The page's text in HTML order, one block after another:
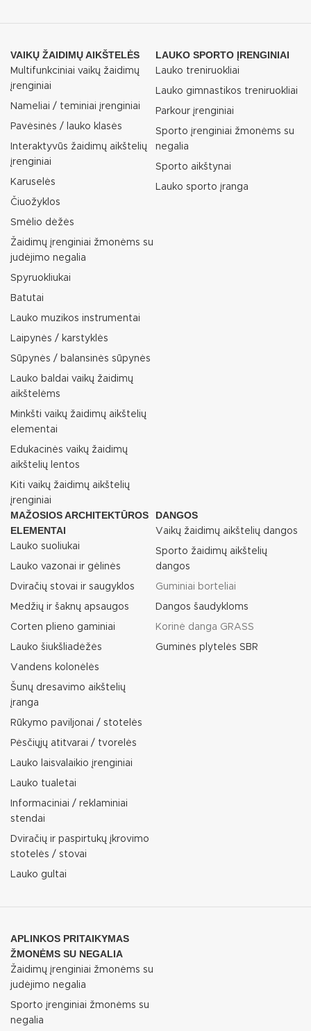
VAIKŲ ŽAIDIMŲ AIKŠTELĖS
Multifunkciniai vaikų žaidimų
įrenginiai
Nameliai / teminiai įrenginiai
Pavėsinės / lauko klasės
Interaktyvūs žaidimų aikštelių
įrenginiai
Karuselės
Čiuožyklos
Smėlio dėžės
Žaidimų įrenginiai žmonėms su
judėjimo negalia
Spyruokliukai
Batutai
Lauko muzikos instrumentai
Laipynės / karstyklės
Sūpynės / balansinės sūpynės
Lauko baldai vaikų žaidimų
aikštelėms
Minkšti vaikų žaidimų aikštelių
elementai
Edukacinės vaikų žaidimų
aikštelių lentos
Kiti vaikų žaidimų aikštelių
įrenginiai
LAUKO SPORTO ĮRENGINIAI
Lauko treniruokliai
Lauko gimnastikos treniruokliai
Parkour įrenginiai
Sporto įrenginiai žmonėms su
negalia
Sporto aikštynai
Lauko sporto įranga
MAŽOSIOS ARCHITEKTŪROS
ELEMENTAI
Lauko suoliukai
Lauko vazonai ir gėlinės
Dviračių stovai ir saugyklos
Medžių ir šaknų apsaugos
Corten plieno gaminiai
Lauko šiukšliadėžės
Vandens kolonėlės
Šunų dresavimo aikštelių
įranga
Rūkymo paviljonai / stotelės
Pėsčiųjų atitvarai / tvorelės
Lauko laisvalaikio įrenginiai
Lauko tualetai
Informaciniai / reklaminiai
stendai
Dviračių ir paspirtukų įkrovimo
stotelės / stovai
Lauko gultai
DANGOS
Vaikų žaidimų aikštelių dangos
Sporto žaidimų aikštelių
dangos
Guminiai borteliai
Dangos šaudykloms
Korinė danga GRASS
Guminės plytelės SBR
APLINKOS PRITAIKYMAS
ŽMONĖMS SU NEGALIA
Žaidimų įrenginiai žmonėms su
judėjimo negalia
Sporto įrenginiai žmonėms su
negalia